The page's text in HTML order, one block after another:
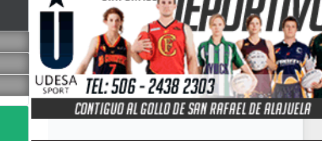
Señal en vivo:
Radio Actual107.1FM